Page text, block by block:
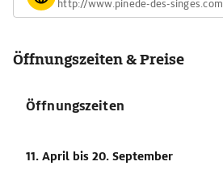
http://www.pinede-des-singes.com
Öffnungszeiten & Preise
Öffnungszeiten
11. April bis 20. September